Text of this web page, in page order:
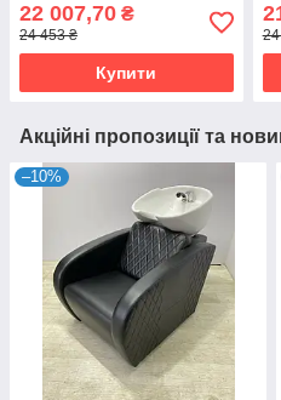
22 007,70 ₴
24 453 ₴
Купити
Акційні пропозиції та
–10%